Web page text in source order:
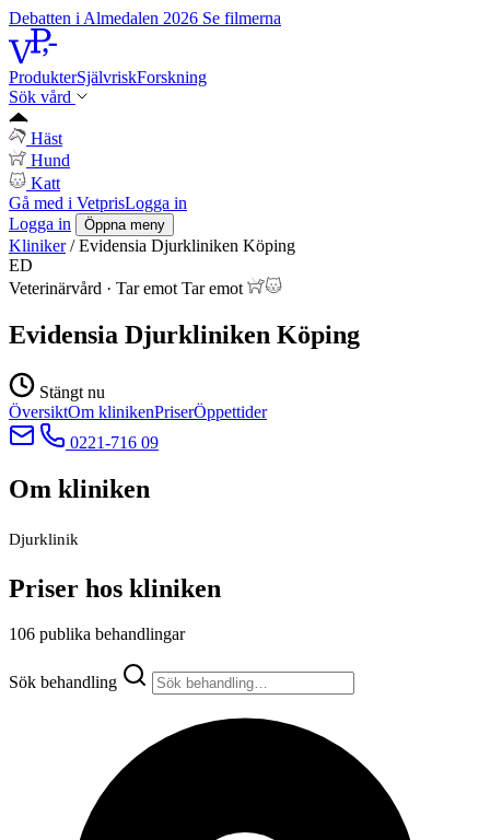
Debatten i Almedalen 2026 Se filmerna
ProdukterSjälvriskForskning
Sök vård
Häst
Hund
Katt
Gå med i VetprisLogga in
Logga in
Öppna meny
Kliniker / Evidensia Djurkliniken Köping
ED
Veterinärvård · Tar emot Tar emot
Evidensia Djurkliniken Köping
Stängt nu
ÖversiktOm klinikenPriserÖppettider
0221-716 09
Om kliniken
Djurklinik
Priser hos kliniken
106 publika behandlingar
Sök behandling